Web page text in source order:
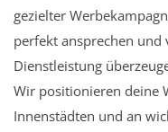
gezielter
perfekt ansprechen
Dienstleistung
Wir positionieren deine
Innenstädten und an